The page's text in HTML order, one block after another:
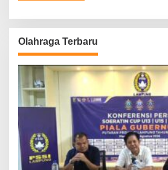
Olahraga Terbaru